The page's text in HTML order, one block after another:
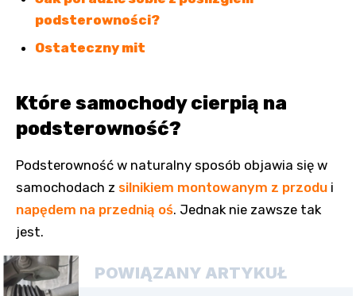
podsterowności?
Ostateczny mit
Które samochody cierpią na
podsterowność?
Podsterowność w naturalny sposób objawia się w
samochodach z silnikiem montowanym z przodu i
napędem na przednią oś. Jednak nie zawsze tak
jest.
POWIĄZANY ARTYKUŁ